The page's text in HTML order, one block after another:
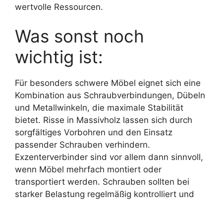
wertvolle Ressourcen.
Was sonst noch
wichtig ist:
Für besonders schwere Möbel eignet sich eine
Kombination aus Schraubverbindungen, Dübeln
und Metallwinkeln, die maximale Stabilität
bietet. Risse in Massivholz lassen sich durch
sorgfältiges Vorbohren und den Einsatz
passender Schrauben verhindern.
Exzenterverbinder sind vor allem dann sinnvoll,
wenn Möbel mehrfach montiert oder
transportiert werden. Schrauben sollten bei
starker Belastung regelmäßig kontrolliert und